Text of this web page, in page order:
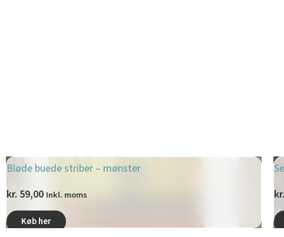
Bløde buede striber – mønster
kr. 59,00 Inkl. moms
Køb her
kr.